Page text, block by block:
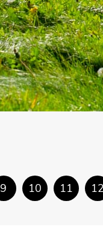
9 10 11 12